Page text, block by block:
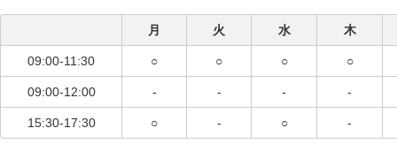
月 火 水 木
09:00-11:30 ○ ○ ○ ○
09:00-12:00 - - - -
15:30-17:30 ○ - ○ -